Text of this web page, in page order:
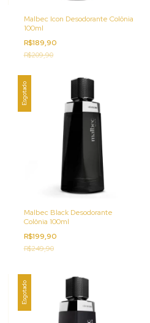
Malbec Icon Desodorante Colônia
100ml
R$189,90
R$209,90
Esgotado
Malbec Black Desodorante
Colônia 100ml
R$199,90
R$249,90
Esgotado